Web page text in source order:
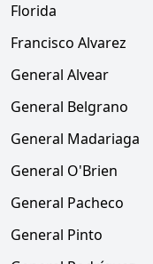
Florida
Francisco Alvarez
General Alvear
General Belgrano
General Madariaga
General O'Brien
General Pacheco
General Pinto